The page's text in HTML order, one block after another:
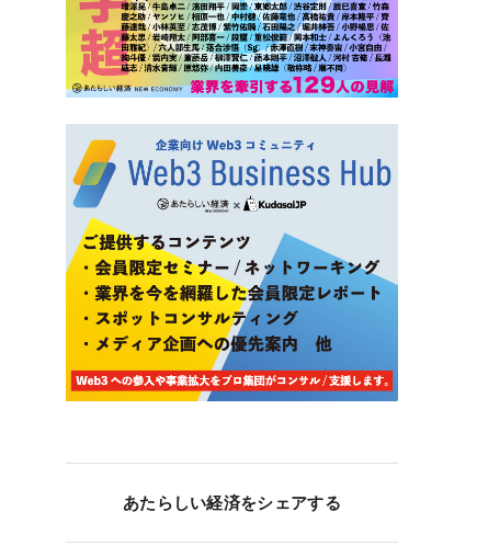
あたらしい経済をシェアする